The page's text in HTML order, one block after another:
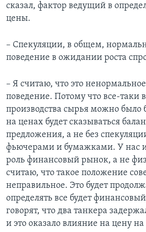
сказал, фактор ведущий в
цены.
– Спекуляции, в общем,
поведение в ожидании роста
– Я считаю, что это
поведение. Потому что все-таки
производства сырья можно было
на ценах будет сказываться
предложения, а не без
фьючерами и бумажками. У нас
роль финансовый рынок, а не
считаю, что такое положение
неправильное. Это будет
определять все будет
говорят, что два танкера
и это оказало влияние на цену на